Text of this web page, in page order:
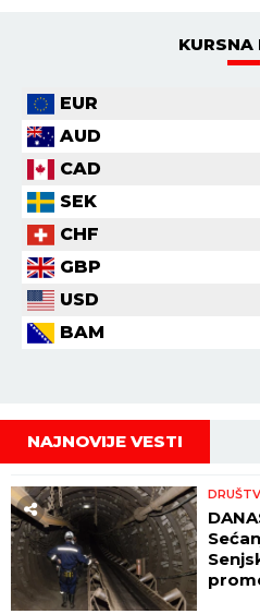
KURSNA
EUR
AUD
CAD
SEK
CHF
GBP
USD
BAM
NAJNOVIJE VESTI